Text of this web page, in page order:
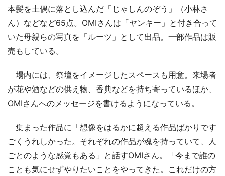
本髪を土偶に落とし込んだ「じゃしんのぞう」（小林さ
ん）などなど65点。OMIさんは「ヤンキー」と付き合って
いた母親らの写真を「ルーツ」として出品。一部作品は販
売もしている。
場内には、祭壇をイメージしたスペースも用意。来場者
が花や酒などの供え物、香典などを持ち寄っているほか、
OMIさんへのメッセージを書けるようになっている。
集まった作品に「想像をはるかに超える作品ばかりです
ごくうれしかった。それぞれの作品が魂を持っていて、人
ごとのような感覚もある」と話すOMIさん。「今まで誰の
ことも気にせずやりたいことをやってきた。これだけの方